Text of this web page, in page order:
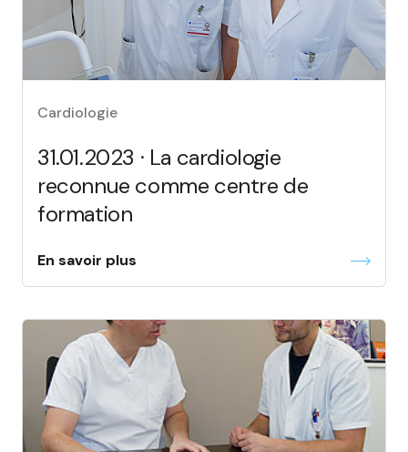
Cardiologie
31.01.2023 · La cardiologie
reconnue comme centre de
formation
En savoir plus